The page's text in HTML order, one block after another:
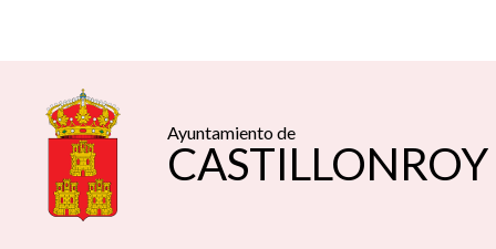
Ayuntamiento de
CASTILLONROY